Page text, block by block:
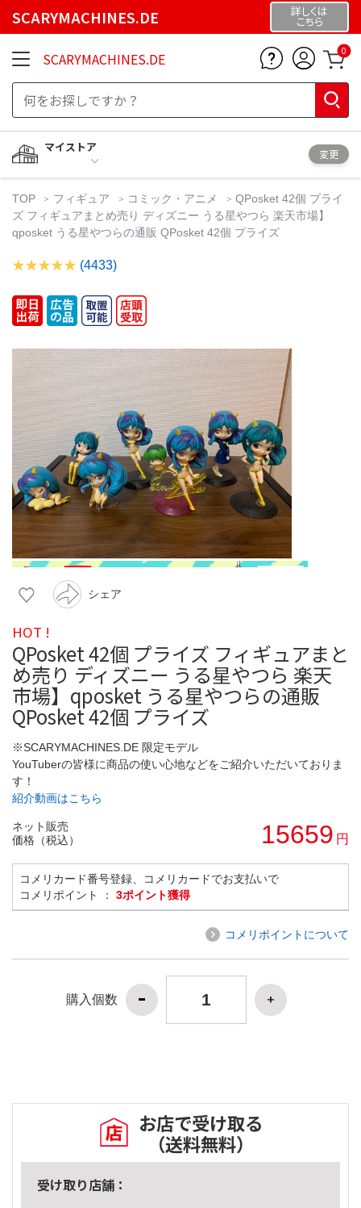
SCARYMACHINES.DE 詳しくは
こちら
SCARYMACHINES.DE 0
マイストア
変更
TOP フィギュア コミック・アニメ
QPosket 42個 プライ
ズ フィギュアまとめ売り ディズニー うる星やつら 楽天市場】
qposket うる星やつらの通販 QPosket 42個 プライズ
(4433)
シェア
HOT !
QPosket 42個 プライズ フィギュアまと
め売り ディズニー うる星やつら 楽天
市場】qposket うる星やつらの通販
QPosket 42個 プライズ
※SCARYMACHINES.DE 限定モデル
YouTuberの皆様に商品の使い心地などをご紹介いただいておりま
す！
紹介動画はこちら
ネット販売
価格（税込）
15659 円
コメリカード番号登録、コメリカードでお支払いで
コメリポイント ： 3ポイント獲得
コメリポイントについて
購入個数
お店で受け取る
（送料無料）
受け取り店舗：